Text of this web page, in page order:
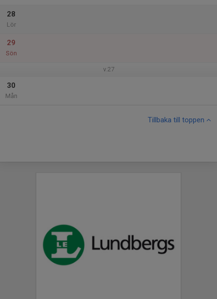
28
Lör
29
Sön
v.27
30
Mån
Tillbaka till toppen